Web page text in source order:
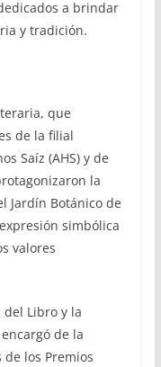
a brindar
y tradición.
que
de la filial
Saíz (AHS) y de
la
Jardín Botánico de
simbólica
valores
del Libro y la
de la
los Premios